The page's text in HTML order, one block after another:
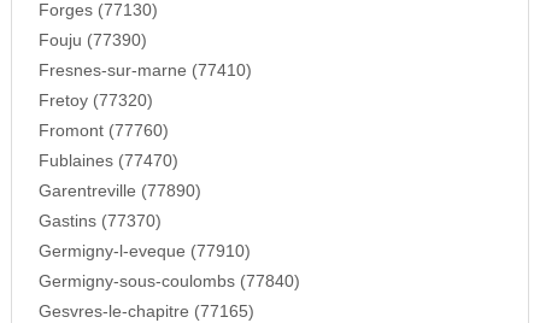
Forges (77130)
Fouju (77390)
Fresnes-sur-marne (77410)
Fretoy (77320)
Fromont (77760)
Fublaines (77470)
Garentreville (77890)
Gastins (77370)
Germigny-l-eveque (77910)
Germigny-sous-coulombs (77840)
Gesvres-le-chapitre (77165)